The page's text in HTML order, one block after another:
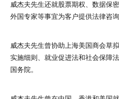
威杰夫先生还就股票期权、数据保
外国专家等事宜为客户提供法律咨询
威杰夫先生曾协助上海美国商会草
实施细则、就业促进法和社会保障
国务院。